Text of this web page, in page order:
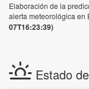
Elaboración de la
alerta meteorológica en
07T16:23:39)
Estado